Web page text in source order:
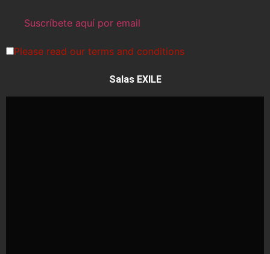
Please read our terms and conditions
Salas EXILE